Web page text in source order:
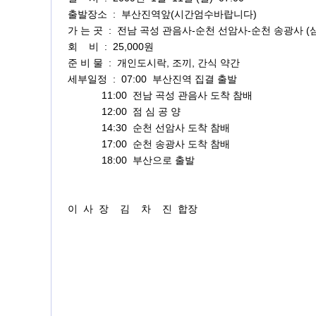
출발장소 : 부산진역앞(시간엄수바랍니다)
가 는 곳 : 전남 곡성 관음사-순천 선암사-순천 송광사 (
회 비 : 25,000원
준 비 물 : 개인도시락, 조끼, 간식 약간
세부일정 : 07:00 부산진역 집결 출발
11:00 전남 곡성 관음사 도착 참배
12:00 점 심 공 양
14:30 순천 선암사 도착 참배
17:00 순천 송광사 도착 참배
18:00 부산으로 출발
이 사 장 김 차 진 합장